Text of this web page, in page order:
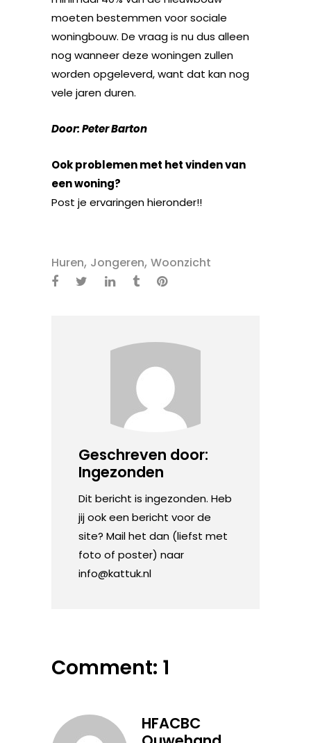
moeten bestemmen voor sociale
woningbouw. De vraag is nu dus alleen
nog wanneer deze woningen zullen
worden opgeleverd, want dat kan nog
vele jaren duren.
Door: Peter Barton
Ook problemen met het vinden van
een woning?
Post je ervaringen hieronder!!
Huren, Jongeren, Woonzicht
Geschreven door:
Ingezonden
Dit bericht is ingezonden. Heb
jij ook een bericht voor de
site? Mail het dan (liefst met
foto of poster) naar
info@kattuk.nl
Comment: 1
HFACBC